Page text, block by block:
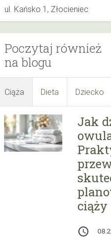
ul. Kańsko 1, Złocieniec
Poczytaj również
na blogu
Ciąża Dieta Dziecko
Jak
ciąży
access_time